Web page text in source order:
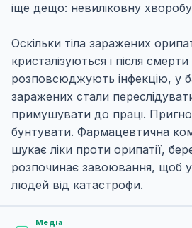
іще дещо: невиліковну
Оскільки тіла заражених
кристалізуються і після смерти
розповсюджують інфекцію, у
заражених стали
примушувати до праці.
бунтувати. Фармацевтична
шукає ліки проти орипатії,
розпочинає завоювання, щоб
людей від катастрофи.
Медіа